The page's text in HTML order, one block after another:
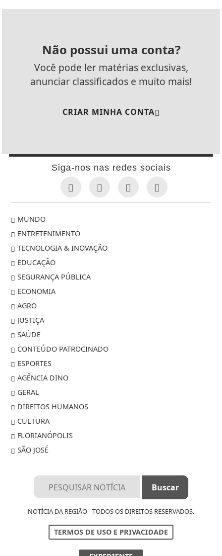
Não possui uma conta?
Você pode ler matérias exclusivas,
anunciar classificados e muito mais!
CRIAR MINHA CONTA
Siga-nos nas redes sociais
MUNDO
ENTRETENIMENTO
TECNOLOGIA & INOVAÇÃO
EDUCAÇÃO
SEGURANÇA PÚBLICA
ECONOMIA
AGRO
JUSTIÇA
SAÚDE
CONTEÚDO PATROCINADO
ESPORTES
AGÊNCIA DINO
GERAL
DIREITOS HUMANOS
CULTURA
FLORIANÓPOLIS
SÃO JOSÉ
NOTÍCIA DA REGIÃO - TODOS OS DIREITOS RESERVADOS.
TERMOS DE USO E PRIVACIDADE
Termos de Uso e Privacidade